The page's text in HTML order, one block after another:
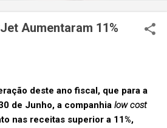
as inovações que moldam o futuro
contará com a presença de
e debates sobre as principais
artificial e transformação...
Aumentaram 11%
deste ano fiscal, que para a
de Junho, a companhia low cost
nas receitas superior a 11%,